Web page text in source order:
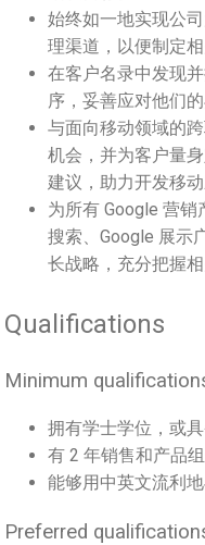
始终如一地实现公
理渠道，以便制定
在客户名录中发现
序，妥善应对他们
与面向移动领域的
机会，并为客户量
建议，助力开发移
为所有 Google 营
搜索、Google 展示
长战略，充分把握相
Qualifications
Minimum
拥有学士学位，或
有 2 年销售和产品组
能够用中英文流利
Preferred